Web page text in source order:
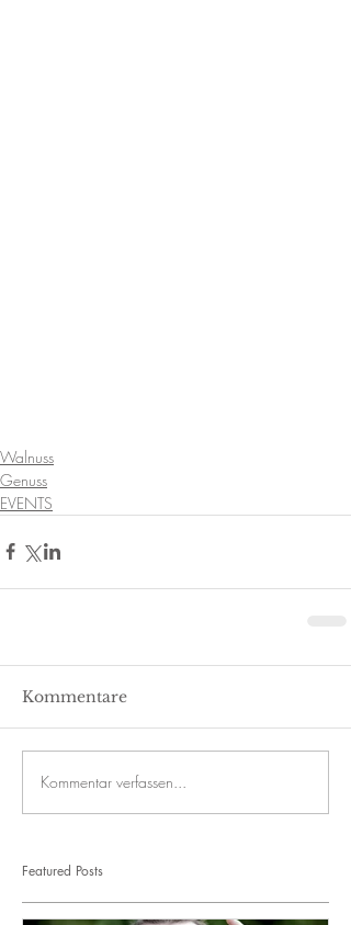
Walnuss
Genuss
EVENTS
Kommentare
Kommentar verfassen...
Featured Posts